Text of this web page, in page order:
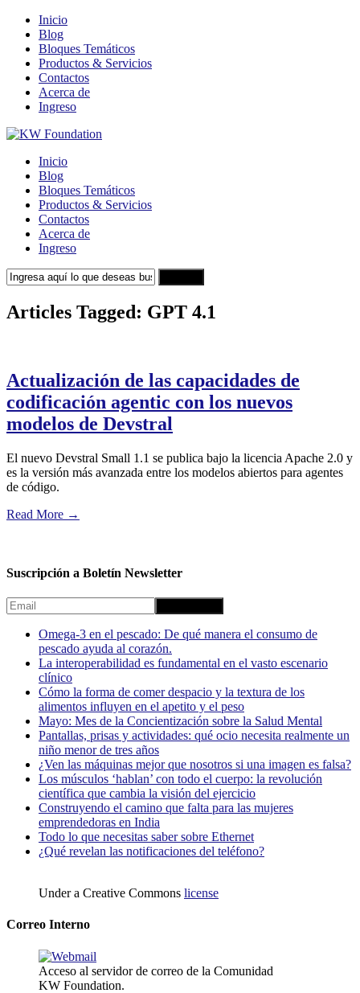
Inicio
Blog
Bloques Temáticos
Productos & Servicios
Contactos
Acerca de
Ingreso
Inicio
Blog
Bloques Temáticos
Productos & Servicios
Contactos
Acerca de
Ingreso
Articles Tagged: GPT 4.1
Actualización de las capacidades de
codificación agentic con los nuevos
modelos de Devstral
El nuevo Devstral Small 1.1 se publica bajo la licencia Apache 2.0 y
es la versión más avanzada entre los modelos abiertos para agentes
de código.
Read More →
Suscripción a Boletín Newsletter
Omega-3 en el pescado: De qué manera el consumo de
pescado ayuda al corazón.
La interoperabilidad es fundamental en el vasto escenario
clínico
Cómo la forma de comer despacio y la textura de los
alimentos influyen en el apetito y el peso
Mayo: Mes de la Concientización sobre la Salud Mental
Pantallas, prisas y actividades: qué ocio necesita realmente un
niño menor de tres años
¿Ven las máquinas mejor que nosotros si una imagen es falsa?
Los músculos ‘hablan’ con todo el cuerpo: la revolución
científica que cambia la visión del ejercicio
Construyendo el camino que falta para las mujeres
emprendedoras en India
Todo lo que necesitas saber sobre Ethernet
¿Qué revelan las notificaciones del teléfono?
Under a Creative Commons license
Correo Interno
Acceso al servidor de correo de la Comunidad
KW Foundation.